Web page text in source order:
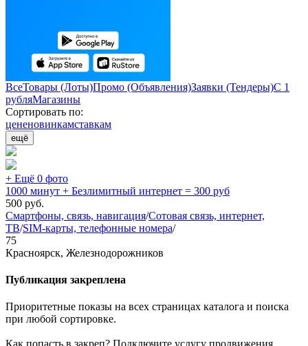
ВсеТовары (Лоты)Промо (Объявления)Заявки (Тендеры)С 1
рубляМагазины
Сортировать по:
цененовинкамставкам
ещё
+ Ещё 0 фото
1000 минут + Безлимитный интернет = 300 руб
500 руб.
Смартфоны, связь, навигация/Сотовая связь, интернет,
ТВ/SIM-карты, телефонные номера/
75
Красноярск, Железнодорожников
Публикация закреплена
Приоритетные показы на всех страницах каталога и поиска
при любой сортировке.